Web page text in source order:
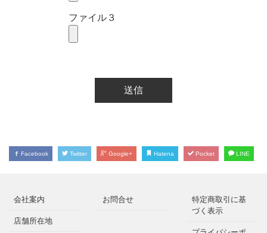
ファイル３
Facebook Twitter Google+ Hatena Pocket LINE
会社案内
店舗所在地
お問合せ
特定商取引に基
づく表示